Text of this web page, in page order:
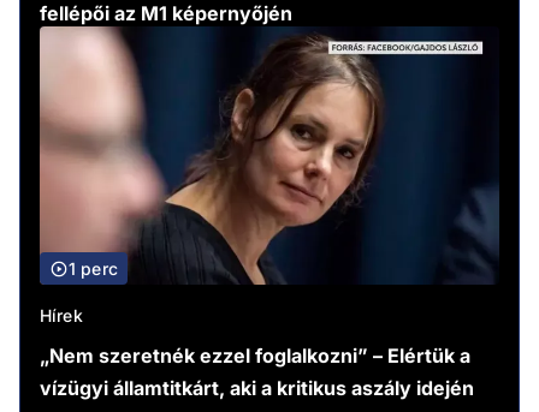
fellépői az M1 képernyőjén
1 perc
Hírek
„Nem szeretnék ezzel foglalkozni” – Elértük a
vízügyi államtitkárt, aki a kritikus aszály idején